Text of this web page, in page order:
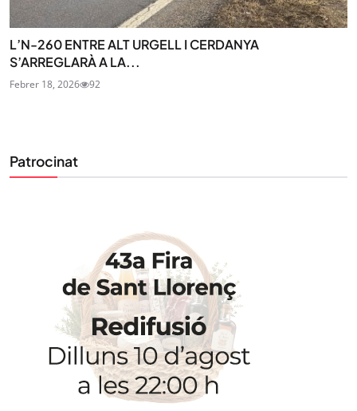
L’N-260 ENTRE ALT URGELL I CERDANYA
S’ARREGLARÀ A LA...
Febrer 18, 2026 92
Patrocinat
STAY UPDATED
Uneix-te al nostre butlletí
Tota l’actualitat, seleccionada i enviada directament
al teu correu. Subscriu-te al nostre butlletí i segueix
la informació que importa.